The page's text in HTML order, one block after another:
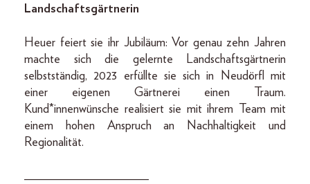
Landschaftsgärtnerin
Heuer feiert sie ihr Jubiläum: Vor genau zehn Jahren
machte sich die gelernte Landschaftsgärtnerin
selbstständig, 2023 erfüllte sie sich in Neudörfl mit
einer eigenen Gärtnerei einen Traum.
Kund*innenwünsche realisiert sie mit ihrem Team mit
einem hohen Anspruch an Nachhaltigkeit und
Regionalität.
____________________